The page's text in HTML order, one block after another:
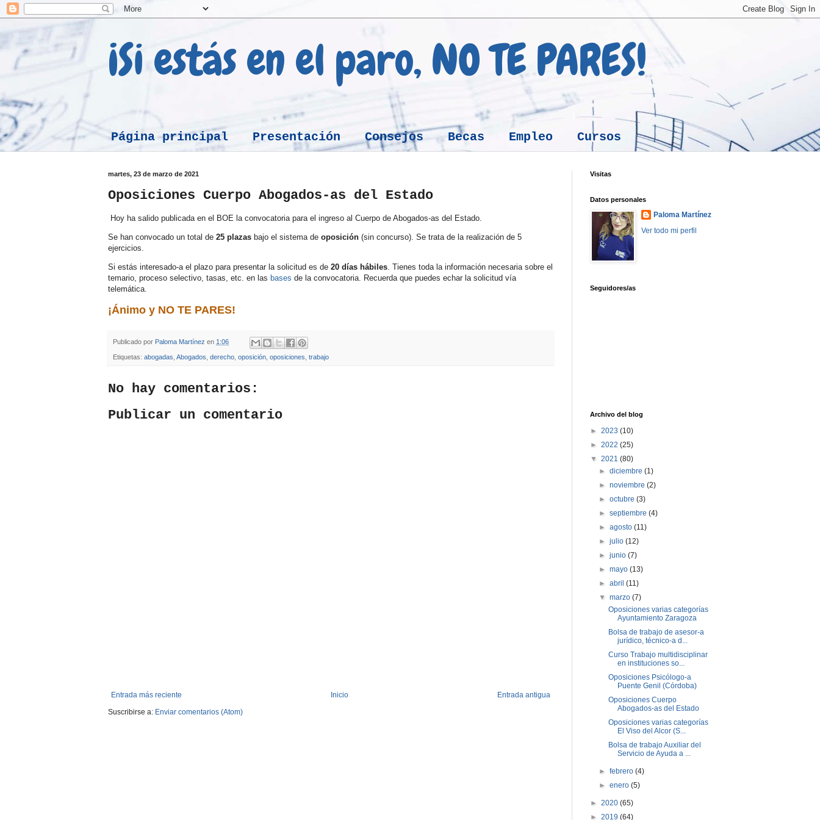
¡Si estás en el paro, NO TE PARES!
Página principal Presentación Consejos Becas Empleo Cursos
martes, 23 de marzo de 2021
Oposiciones Cuerpo Abogados-as del Estado
Hoy ha salido publicada en el BOE la convocatoria para el ingreso al Cuerpo de Abogados-as del Estado.
Se han convocado un total de 25 plazas bajo el sistema de oposición (sin concurso). Se trata de la realización de 5
ejercicios.
Si estás interesado-a el plazo para presentar la solicitud es de 20 días hábiles. Tienes toda la información necesaria sobre el
temario, proceso selectivo, tasas, etc. en las bases de la convocatoria. Recuerda que puedes echar la solicitud vía
telemática.
¡Ánimo y NO TE PARES!
Publicado por Paloma Martínez en 1:06
Etiquetas: abogadas Abogados derecho oposición oposiciones trabajo
No hay comentarios:
Publicar un comentario
Entrada más reciente Entrada antigua
Inicio
Suscribirse a: Enviar comentarios (Atom)
Visitas
Datos personales
Paloma Martínez
Ver todo mi perfil
Seguidores/as
Archivo del blog
► 2023 (10)
► 2022 (25)
▼ 2021 (80)
►diciembre(1)
►noviembre(2)
►octubre(3)
►septiembre(4)
►agosto(11)
►julio(12)
►junio(7)
►mayo(13)
►abril(11)
▼marzo(7)
Oposiciones varias categorías
Ayuntamiento Zaragoza
Bolsa de trabajo de asesor-a
jurídico, técnico-a d...
Curso Trabajo multidisciplinar
en instituciones so...
Oposiciones Psicólogo-a
Puente Genil (Córdoba)
Oposiciones Cuerpo
Abogados-as del Estado
Oposiciones varias categorías
El Viso del Alcor (S...
Bolsa de trabajo Auxiliar del
Servicio de Ayuda a ...
►febrero(4)
►enero(5)
► 2020 (65)
► 2019 (64)